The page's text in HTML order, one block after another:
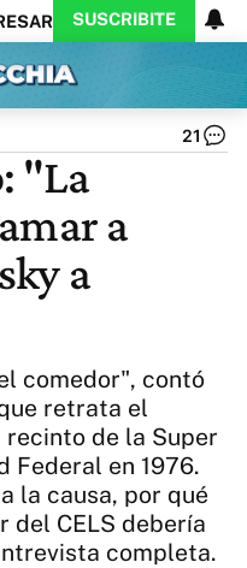
SUSCRIBITE
Opinión
Educación
Turismo
Reperfilar
21
"La
a
a
comedor", contó
retrata el
de la Super
Federal en 1976.
la causa, por qué
del CELS debería
completa.